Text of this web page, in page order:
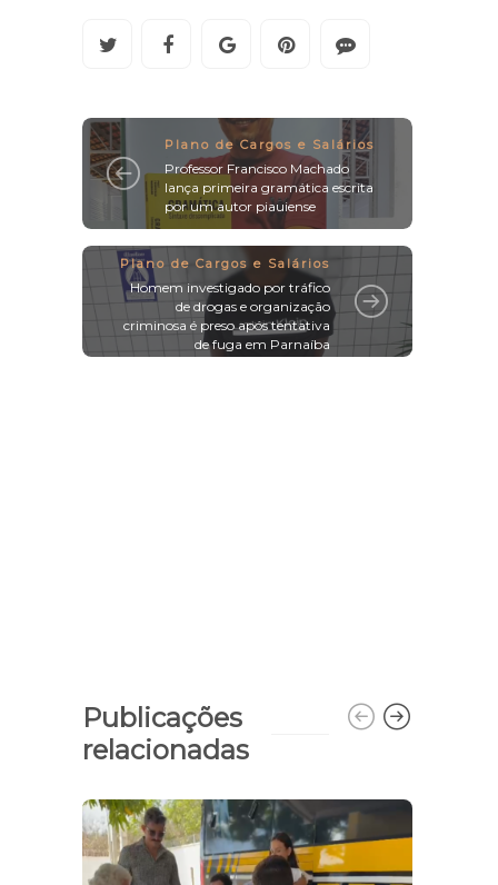
Plano de Cargos e Salários
Professor Francisco Machado
lança primeira gramática escrita
por um autor piauiense
Plano de Cargos e Salários
Homem investigado por tráfico
de drogas e organização
criminosa é preso após tentativa
de fuga em Parnaíba
Publicações
relacionadas